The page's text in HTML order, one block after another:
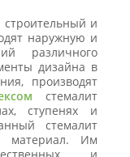
и
наружную и
различного
дизайна в
производят
стемалит
ступенях и
стемалит
материал. Им